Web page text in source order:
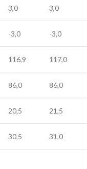
3,0 3,0
-3,0 -3,0
116,9 117,0
86,0 86,0
20,5 21,5
30,5 31,0